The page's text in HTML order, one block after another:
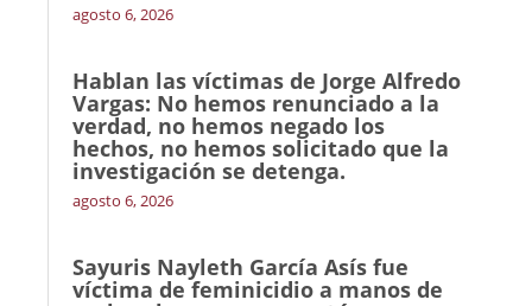
agosto 6, 2026
Hablan las víctimas de Jorge Alfredo
Vargas: No hemos renunciado a la
verdad, no hemos negado los
hechos, no hemos solicitado que la
investigación se detenga.
agosto 6, 2026
Sayuris Nayleth García Asís fue
víctima de feminicidio a manos de